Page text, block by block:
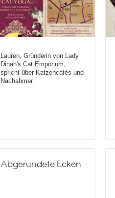
Lauren, Gründerin von Lady
Dinah's Cat Emporium,
spricht über Katzencafés und
Nachahmer.
Abgerundete Ecken